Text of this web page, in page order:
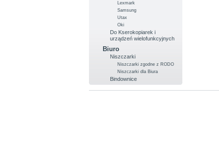
Lexmark
Samsung
Utax
Oki
Do Kserokopiarek i
urządzeń wielofunkcyjnych
Biuro
Niszczarki
Niszczarki zgodne z RODO
Niszczarki dla Biura
Bindownice